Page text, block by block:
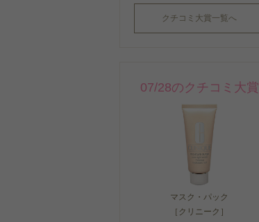
クチコミ大賞一覧へ
07/28のクチコミ大賞
マスク・パック
［クリニーク］